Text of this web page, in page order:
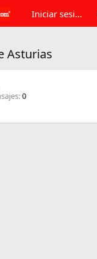
Iniciar sesión
Asturias
0